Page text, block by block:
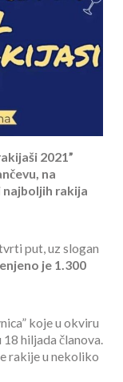
2021”
na
rakija
put, uz slogan
je 1.300
koje u okviru
hiljada članova.
rakije u nekoliko